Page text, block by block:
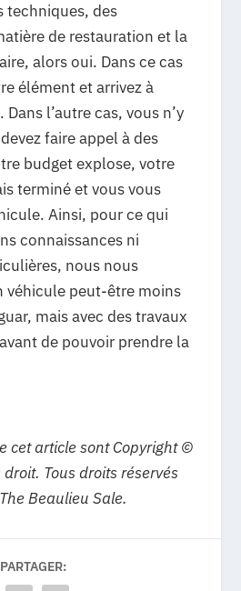
techniques, des
de restauration et la
alors oui. Dans ce cas
élément et arrivez à
l’autre cas, vous n’y
faire appel à des
budget explose, votre
terminé et vous vous
Ainsi, pour ce qui
connaissances ni
nous nous
véhicule peut-être moins
mais avec des travaux
de pouvoir prendre la
cet article sont Copyright ©
Tous droits réservés
Beaulieu Sale.
PARTAGER: